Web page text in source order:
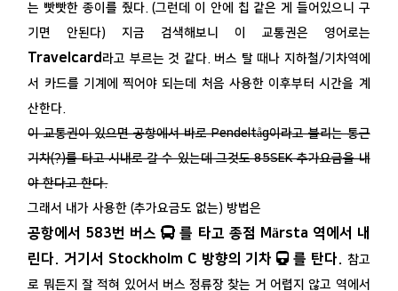
는 빳빳한 종이를 줬다. (그런데 이 안에 칩 같은 게 들어있으니 구
기면 안된다) 지금 검색해보니 이 교통권은 영어로는
Travelcard 라고 부르는 것 같다. 버스 탈 때나 지하철/기차역에
서 카드를 기계에 찍어야 되는데 처음 사용한 이후부터 시간을 계
산한다.
이 교통권이 있으면 공항에서 바로 Pendeltåg이라고 불리는 통근
기차(?)를 타고 시내로 갈 수 있는데 그것도 85SEK 추가요금을 내
야 한다고 한다.
그래서 내가 사용한 (추가요금도 없는) 방법은
공항에서 583번 버스
를 타고 종점 Märsta 역에서 내
린다. 거기서 Stockholm C 방향의 기차
를 탄다. 참고
로 뭐든지 잘 적혀 있어서 버스 정류장 찾는 거 어렵지 않고 역에서